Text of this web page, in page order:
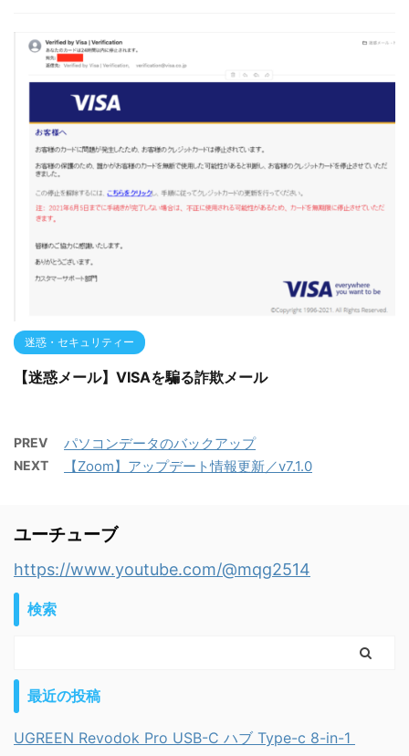
迷惑・セキュリティー
【迷惑メール】VISAを騙る詐欺メール
PREV パソコンデータのバックアップ
NEXT 【Zoom】アップデート情報更新／v7.1.0
ユーチューブ
https://www.youtube.com/@mqg2514
検索
最近の投稿
UGREEN Revodok Pro USB-C ハブ Type-c 8-in-1